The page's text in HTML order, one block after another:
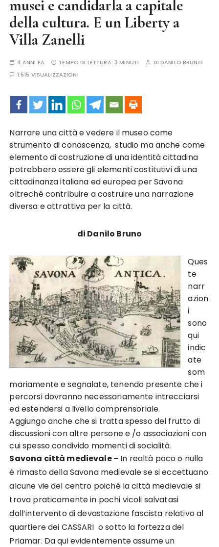
musei e candidarla a capitale
della cultura. E un Liberty a
Villa Zanelli
4 ANNI FA TEMPO DI LETTURA: 3 MINUTI DI DANILO BRUNO
1.515 VISUALIZZAZIONI
Narrare una città e vedere il museo come
strumento di conoscenza, studio ma anche come
elemento di costruzione di una identità cittadina
potrebbero essere gli elementi costitutivi di una
cittadinanza italiana ed europea per Savona
oltreché contribuire a costruire una narrazione
diversa e attrattiva per la città.
di Danilo Bruno
Ques
te
narr
azion
i
sono
qui
indic
ate
som
mariamente e segnalate, tenendo presente che i
percorsi dovranno necessariamente intrecciarsi
ed estendersi a livello comprensoriale.
Aggiungo anche che si tratta spesso del frutto di
discussioni con altre persone e /o associazioni con
cui spesso condivido momenti di socialità.
Savona città medievale – In realtà poco o nulla
è rimasto della Savona medievale se si eccettuano
alcune vie del centro poiché la città medievale si
trova praticamente in pochi vicoli salvatasi
dall’intervento di devastazione fascista relativo al
quartiere dei CASSARI o sotto la fortezza del
Priamar. Da qui evidentemente assume un